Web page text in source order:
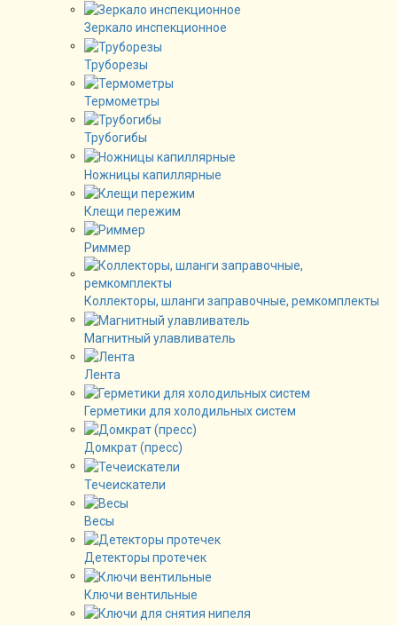
Зеркало инспекционное
Труборезы
Термометры
Трубогибы
Ножницы капиллярные
Клещи пережим
Риммер
Коллекторы, шланги заправочные, ремкомплекты
Магнитный улавливатель
Лента
Герметики для холодильных систем
Домкрат (пресс)
Течеискатели
Весы
Детекторы протечек
Ключи вентильные